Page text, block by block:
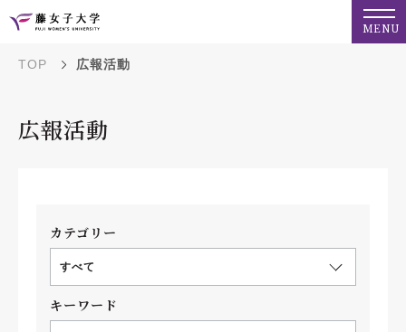
MENU
TOP 広報活動
広報活動
カテゴリー
すべて
キーワード